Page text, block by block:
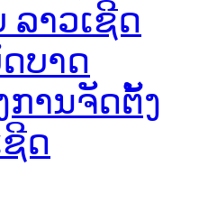
ລາວເຊີດ
ບາດ
ການຈັດຕັ້ງ
ດ